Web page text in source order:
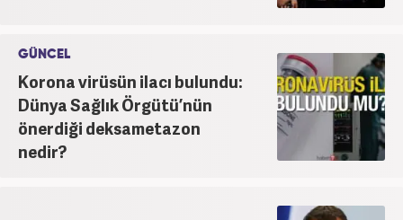
GÜNCEL
Korona virüsün ilacı bulundu:
Dünya Sağlık Örgütü’nün
önerdiği deksametazon
nedir?